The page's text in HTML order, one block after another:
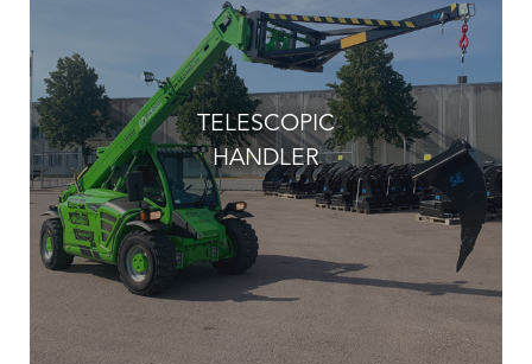
TELESCOPIC
HANDLER